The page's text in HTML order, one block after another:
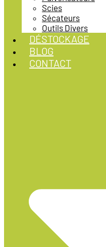
Scies
Sécateurs
Outils Divers
DÉSTOCKAGE
BLOG
CONTACT